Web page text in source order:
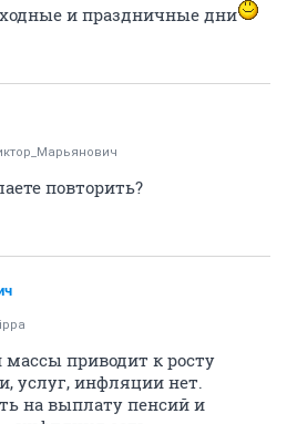
и праздничные дни
повторить?
приводит к росту
услуг, инфляции нет.
на выплату пенсий и